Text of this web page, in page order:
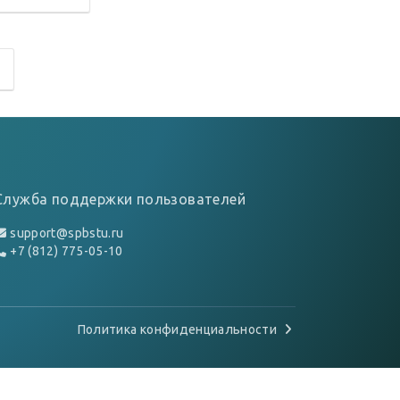
поддержки пользователей
support@spbstu.ru
+7 (812) 775-05-10
Политика конфиденциальности